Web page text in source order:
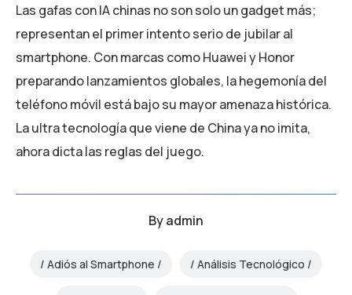
Las gafas con IA chinas no son solo un gadget más;
representan el primer intento serio de jubilar al
smartphone. Con marcas como Huawei y Honor
preparando lanzamientos globales, la hegemonía del
teléfono móvil está bajo su mayor amenaza histórica.
La ultra tecnología que viene de China ya no imita,
ahora dicta las reglas del juego.
Byadmin
Adiós al Smartphone Análisis Tecnológico